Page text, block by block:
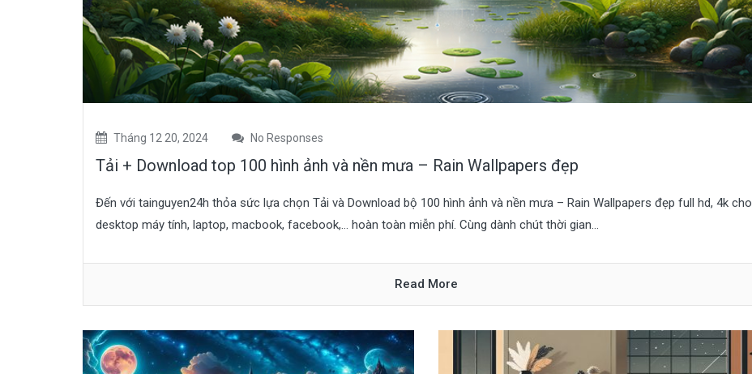
Tháng 12 20, 2024 No Responses
Tải + Download top 100 hình ảnh và nền mưa – Rain Wallpapers đẹp
Đến với tainguyen24h thỏa sức lựa chọn Tải và Download bộ 100 hình ảnh và nền mưa – Rain Wallpapers đẹp full hd, 4k cho
desktop máy tính, laptop, macbook, facebook,… hoàn toàn miễn phí. Cùng dành chút thời gian...
Read More